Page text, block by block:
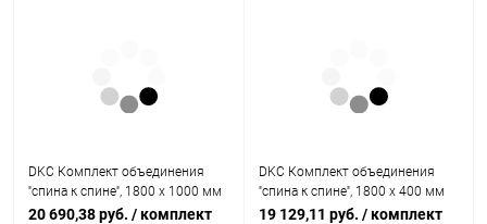
DKC Комплект объединения
''спина к спине'', 1800 x 1000 мм
(R5KFRE18100M)
20 690,38 руб. / комплект
DKC Комплект объединения
''спина к спине'', 1800 x 400 мм
(R5KFRE1840M)
19 129,11 руб. / комплект